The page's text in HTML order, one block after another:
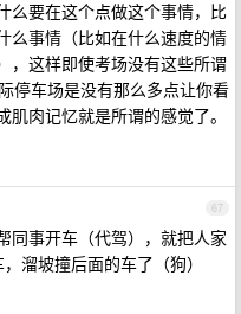
么要在这个点做这个事情，比
么事情（比如在什么速度的情
，这样即使考场没有这些所谓
停车场是没有那么多点让你看
肉记忆就是所谓的感觉了。
67
同事开车（代驾），就把人家
溜坡撞后面的车了（狗）